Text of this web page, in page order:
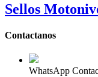
Sellos
Contactanos
WhatsApp